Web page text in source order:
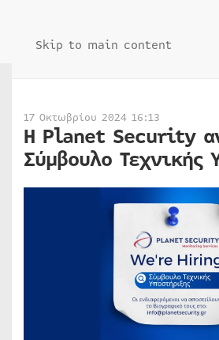
Skip to main content
17 Οκτωβρίου 2024 16:13
Η Planet Security
Σύμβουλο Τεχνικής